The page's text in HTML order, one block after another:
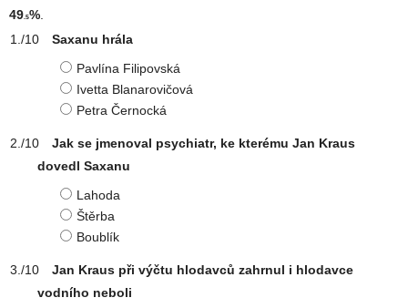
49 .5%
Saxanu hrála
Pavlína Filipovská
Ivetta Blanarovičová
Petra Černocká
Jak se jmenoval psychiatr, ke kterému Jan Kraus
dovedl Saxanu
Lahoda
Štěrba
Boublík
Jan Kraus při výčtu hlodavců zahrnul i hlodavce
vodního neboli